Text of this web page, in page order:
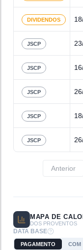
DIVIDENDOS
JSCP
JSCP
JSCP
JSCP
JSCP
Anterior
MAPA DE
DOS PROVENTOS
DATA BASE
PAGAMENTO COM